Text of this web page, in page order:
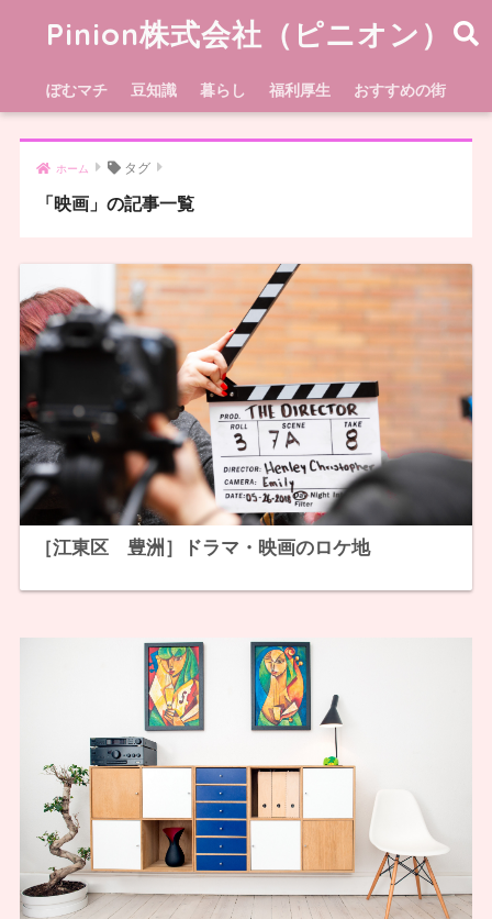
Pinion株式会社（ピニオン）
ぽむマチ 豆知識 暮らし 福利厚生 おすすめの街
ホーム タグ
「映画」の記事一覧
［江東区 豊洲］ドラマ・映画のロケ地